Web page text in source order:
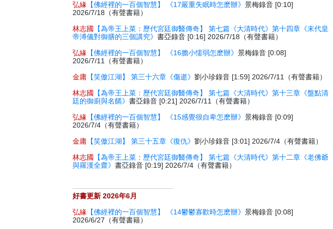
弘緣 【佛經裡的一百個智慧】 《17嚴重失眠時怎麽辦》景梅錄音 [0:10]
2026/7/18（有聲書籍）
林志國
【為帝王上菜：歷代宮廷御醫傳奇】 第七篇《大清時代》第十四章《末代皇
帝溥儀對御膳的三個講究》書亞錄音 [0:16] 2026/7/18（有聲書籍）
弘緣 【佛經裡的一百個智慧】 《16膽小懦弱怎麽辦》景梅錄音 [0:08]
2026/7/11（有聲書籍）
金庸 【笑傲江湖】 第三十六章《傷逝》劉小珍錄音 [1:59] 2026/7/11（有聲書籍）
林志國
【為帝王上菜：歷代宮廷御醫傳奇】 第七篇《大清時代》第十三章《盤點清
廷的御廚與名餚》書亞錄音 [0:21] 2026/7/11（有聲書籍）
弘緣 【佛經裡的一百個智慧】 《15感覺很自卑怎麽辦》景梅錄音 [0:09]
2026/7/4（有聲書籍）
金庸 【笑傲江湖】 第三十五章《復仇》劉小珍錄音 [3:01] 2026/7/4（有聲書籍）
林志國
【為帝王上菜：歷代宮廷御醫傳奇】 第七篇《大清時代》第十二章《老佛爺
與羅漢全齋》書亞錄音 [0:19] 2026/7/4（有聲書籍）
好書更新 2026年6月
弘緣 【佛經裡的一百個智慧】 《14鬱鬱寡歡時怎麽辦》景梅錄音 [0:08]
2026/6/27（有聲書籍）